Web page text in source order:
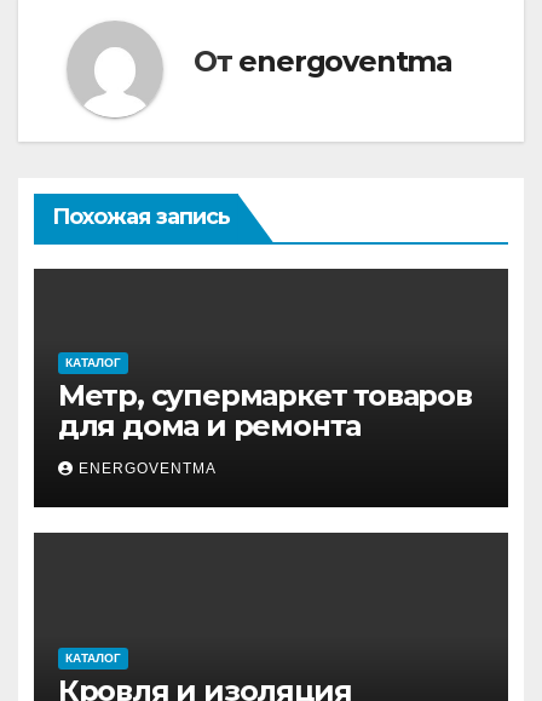
От energoventma
Похожая запись
КАТАЛОГ
Метр, супермаркет товаров
для дома и ремонта
ENERGOVENTMA
КАТАЛОГ
Кровля и изоляция